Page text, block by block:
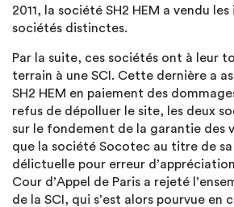
2011, la société SH2 HEM a vendu
sociétés distinctes.
Par la suite, ces sociétés ont à leur
terrain à une SCI. Cette dernière a
SH2 HEM en paiement des
refus de dépolluer le site, les deux
sur le fondement de la garantie des
que la société Socotec au titre de
délictuelle pour erreur
Cour d’Appel de Paris a rejeté
de la SCI, qui s’est alors pourvue en